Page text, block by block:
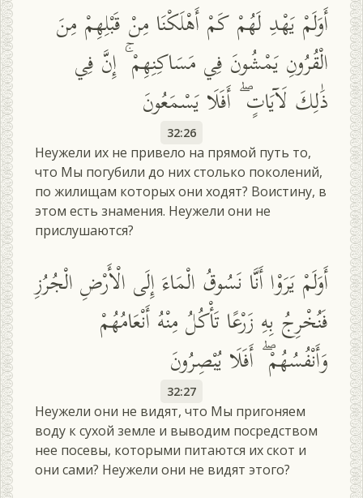
أَوَلَمْ يَهْدِ لَهُمْ كَمْ أَهْلَكْنَا مِنْ قَبْلِهِمْ مِنَ
الْقُرُونِ يَمْشُونَ فِي مَسَاكِنِهِمْ ۚ إِنَّ فِي
ذَٰلِكَ لَآيَاتٍ ۖ أَفَلَا يَسْمَعُونَ
32:26
Неужели их не привело на прямой путь то,
что Мы погубили до них столько поколений,
по жилищам которых они ходят? Воистину, в
этом есть знамения. Неужели они не
прислушаются?
أَوَلَمْ يَرَوْا أَنَّا نَسُوقُ الْمَاءَ إِلَى الْأَرْضِ الْجُرُزِ
فَنُخْرِجُ بِهِ زَرْعًا تَأْكُلُ مِنْهُ أَنْعَامُهُمْ
وَأَنْفُسُهُمْ ۖ أَفَلَا يُبْصِرُونَ
32:27
Неужели они не видят, что Мы пригоняем
воду к сухой земле и выводим посредством
нее посевы, которыми питаются их скот и
они сами? Неужели они не видят этого?